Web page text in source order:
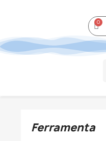
Ferramenta